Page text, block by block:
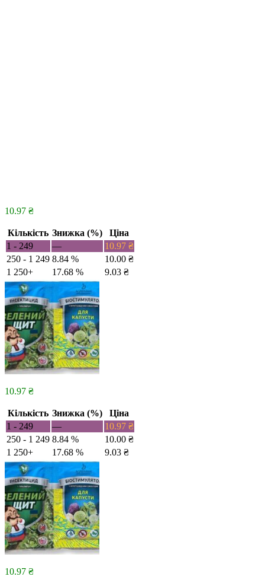
10.97 ₴
Кількість Знижка (%)
Ціна
1 - 249
— 10.97 ₴
250 - 1 249 8.84 % 10.00 ₴
1 250+
17.68 % 9.03 ₴
10.97 ₴
Кількість Знижка (%)
Ціна
1 - 249
— 10.97 ₴
250 - 1 249 8.84 % 10.00 ₴
1 250+
17.68 % 9.03 ₴
10.97 ₴